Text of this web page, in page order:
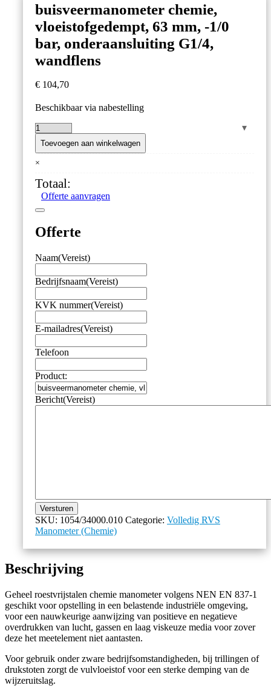
buisveermanometer chemie,
vloeistofgedempt, 63 mm, -1/0
bar, onderaansluiting G1/4,
wandflens
€ 104,70
Beschikbaar via nabestelling
buisveermanometer
chemie,
vloeistofgedempt,
63
-1/0
bar,
onderaansluiting
wandflens
Toevoegen aan winkelwagen
×
Totaal:
Offerte aanvragen
Offerte
Naam(Vereist)
Bedrijfsnaam(Vereist)
KVK nummer(Vereist)
E-mailadres(Vereist)
Telefoon
Product:
Bericht(Vereist)
Versturen
SKU: 1054/34000.010 Categorie: Volledig RVS
Manometer (Chemie)
Beschrijving
Geheel roestvrijstalen chemie manometer volgens NEN EN 837-1
geschikt voor opstelling in een belastende industriële omgeving,
voor een nauwkeurige aanwijzing van positieve en negatieve
overdrukken van lucht, gassen en laag viskeuze media voor zover
deze het meetelement niet aantasten.
Voor gebruik onder zware bedrijfsomstandigheden, bij trillingen of
drukstoten zorgt de vulvloeistof voor een sterke demping van de
wijzeruitslag.